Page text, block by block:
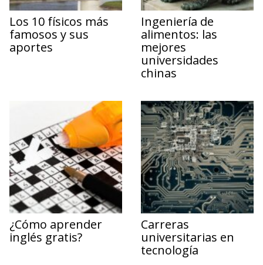
Los 10 físicos más
famosos y sus
aportes
Ingeniería de
alimentos: las
mejores
universidades
chinas
¿Cómo aprender
inglés gratis?
Carreras
universitarias en
tecnología